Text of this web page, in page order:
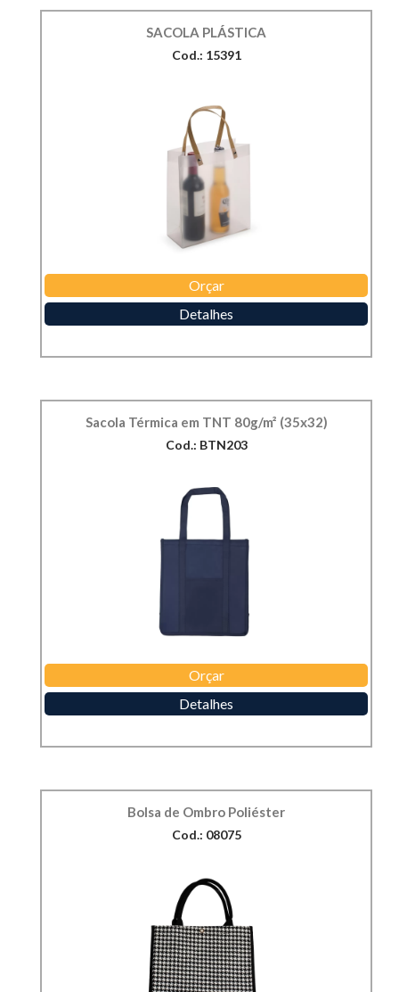
SACOLA PLÁSTICA
Cod.: 15391
Orçar
Detalhes
Sacola Térmica em TNT 80g/m² (35x32)
Cod.: BTN203
Orçar
Detalhes
Bolsa de Ombro Poliéster
Cod.: 08075